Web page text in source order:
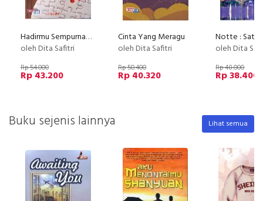
Hadirmu Sempurnakan Cintaku
oleh Dita Safitri
Rp 54.000
Rp 43.200
Cinta Yang Meragu
oleh Dita Safitri
Rp 50.400
Rp 40.320
oleh Dita
Rp 48.000
Rp 38.400
Buku sejenis lainnya Lihat semua